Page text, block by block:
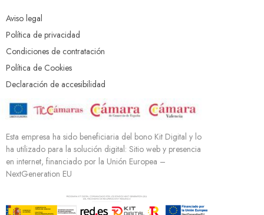
Aviso legal
Política de privacidad
Condiciones de contratación
Política de Cookies
Declaración de accesibilidad
Esta empresa ha sido beneficiaria del bono Kit Digital y lo
ha utilizado para la solución digital: Sitio web y presencia
en internet, financiado por la Unión Europea –
NextGeneration EU